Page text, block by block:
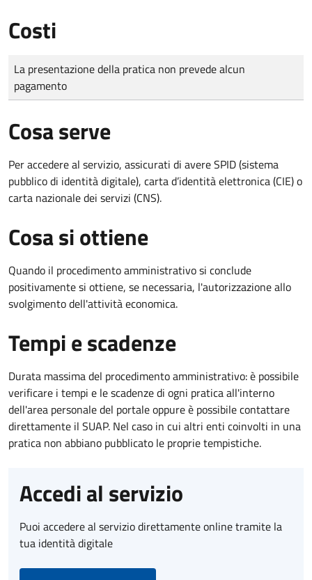
Costi
Tipo di pagamento
Importo
La presentazione della pratica non prevede alcun
pagamento
Cosa serve
Per accedere al servizio, assicurati di avere SPID (sistema
pubblico di identità digitale), carta d’identità elettronica (CIE) o
carta nazionale dei servizi (CNS).
Cosa si ottiene
Quando il procedimento amministrativo si conclude
positivamente si ottiene, se necessaria, l'autorizzazione allo
svolgimento dell'attività economica.
Tempi e scadenze
Durata massima del procedimento amministrativo: è possibile
verificare i tempi e le scadenze di ogni pratica all'interno
dell'area personale del portale oppure è possibile contattare
direttamente il SUAP. Nel caso in cui altri enti coinvolti in una
pratica non abbiano pubblicato le proprie tempistiche.
Accedi al servizio
Puoi accedere al servizio direttamente online tramite la
tua identità digitale